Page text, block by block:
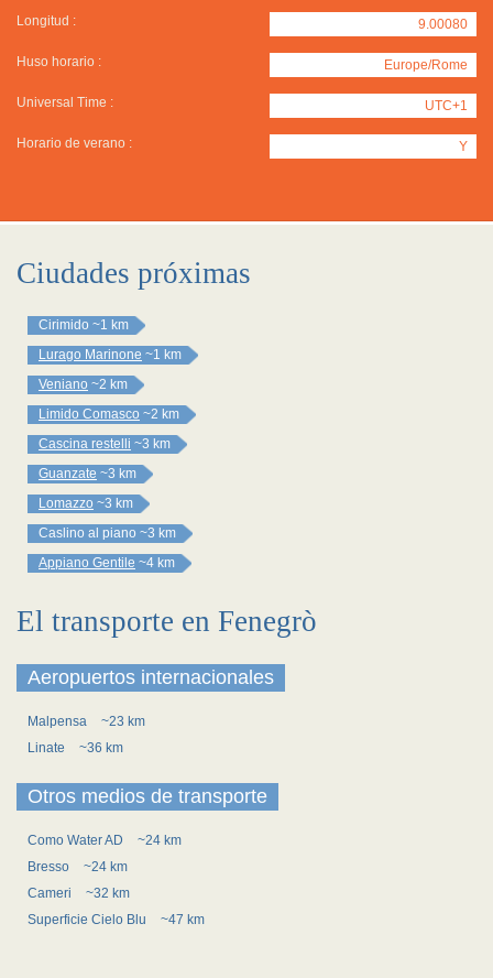
Longitud : 9.00080
Huso horario : Europe/Rome
Universal Time : UTC+1
Horario de verano : Y
Ciudades próximas
Cirimido ~1 km
Lurago Marinone ~1 km
Veniano ~2 km
Limido Comasco ~2 km
Cascina restelli ~3 km
Guanzate ~3 km
Lomazzo ~3 km
Caslino al piano ~3 km
Appiano Gentile ~4 km
El transporte en Fenegrò
Aeropuertos internacionales
Malpensa
~23 km
Linate
~36 km
Otros medios de transporte
Como Water AD
~24 km
Bresso
~24 km
Cameri
~32 km
Superficie Cielo Blu
~47 km